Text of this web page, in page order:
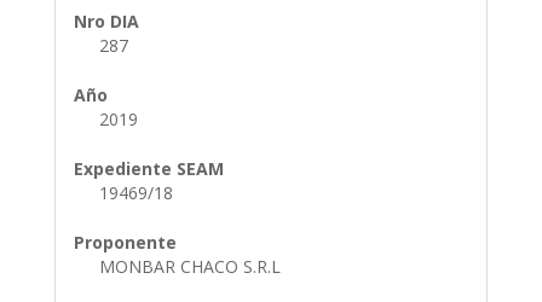
Nro DIA
287
Año
2019
Expediente SEAM
19469/18
Proponente
MONBAR CHACO S.R.L